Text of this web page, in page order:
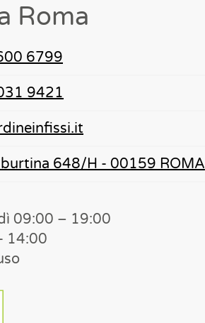
Roma
6799
9421
648/H - 00159 ROMA
09:00 – 19:00
14:00